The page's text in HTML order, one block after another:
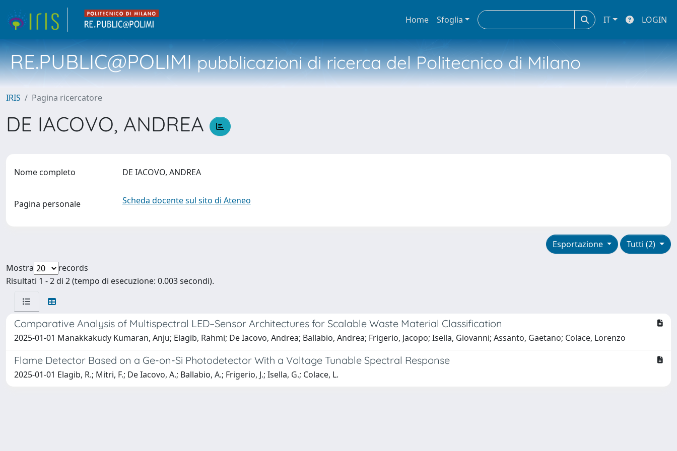
Home Sfoglia IT LOGIN
RE.PUBLIC@POLIMIpubblicazioni di ricerca del Politecnico di Milano
IRIS Pagina ricercatore
DE IACOVO, ANDREA
Nome completo DE IACOVO, ANDREA
Pagina personale Scheda docente sul sito di Ateneo
Tutti (2)
Esportazione
Mostra
records
Risultati 1 - 2 di 2 (tempo di esecuzione: 0.003 secondi).
Comparative Analysis of Multispectral LED–Sensor Architectures for Scalable Waste Material Classification
2025-01-01 Manakkakudy Kumaran, Anju; Elagib, Rahmi; De Iacovo, Andrea; Ballabio, Andrea; Frigerio, Jacopo; Isella, Giovanni; Assanto, Gaetano; Colace, Lorenzo
Flame Detector Based on a Ge-on-Si Photodetector With a Voltage Tunable Spectral Response
2025-01-01 Elagib, R.; Mitri, F.; De Iacovo, A.; Ballabio, A.; Frigerio, J.; Isella, G.; Colace, L.